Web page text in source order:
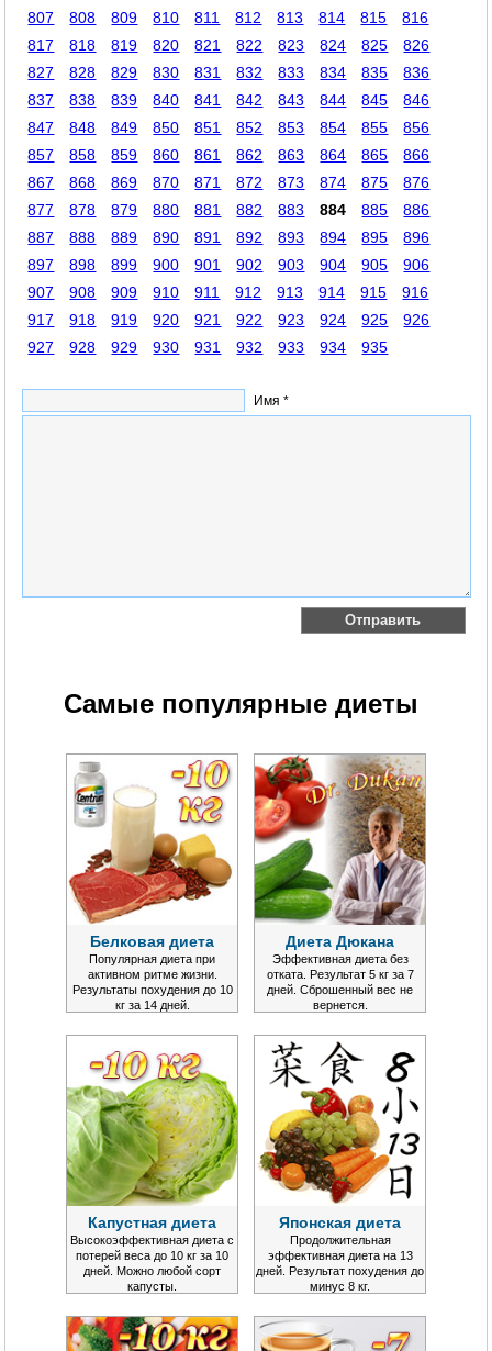
807
808 809 810 811 812 813 814 815
816
817
818 819 820 821 822 823 824 825
826
827
828 829 830 831 832 833 834 835
836
837
838 839 840 841 842 843 844 845
846
847
848 849 850 851 852 853 854 855
856
857
858 859 860 861 862 863 864 865
866
867
868 869 870 871 872 873 874 875
876
877
878 879 880 881 882 883 884 885
886
887
888 889 890 891 892 893 894 895
896
897
898 899 900 901 902 903 904 905
906
907
908 909 910 911 912 913 914 915
916
917
918 919 920 921 922 923 924 925
926
927
928 929 930 931 932 933 934 935
Имя *
Самые популярные диеты
Белковая диета
Популярная диета при
активном ритме жизни.
Результаты похудения до 10
кг за 14 дней.
Диета Дюкана
Эффективная диета без
отката. Результат 5 кг за 7
дней. Сброшенный вес не
вернется.
Капустная диета
Высокоэффективная диета с
потерей веса до 10 кг за 10
дней. Можно любой сорт
капусты.
Японская диета
Продолжительная
эффективная диета на 13
дней. Результат похудения до
минус 8 кг.